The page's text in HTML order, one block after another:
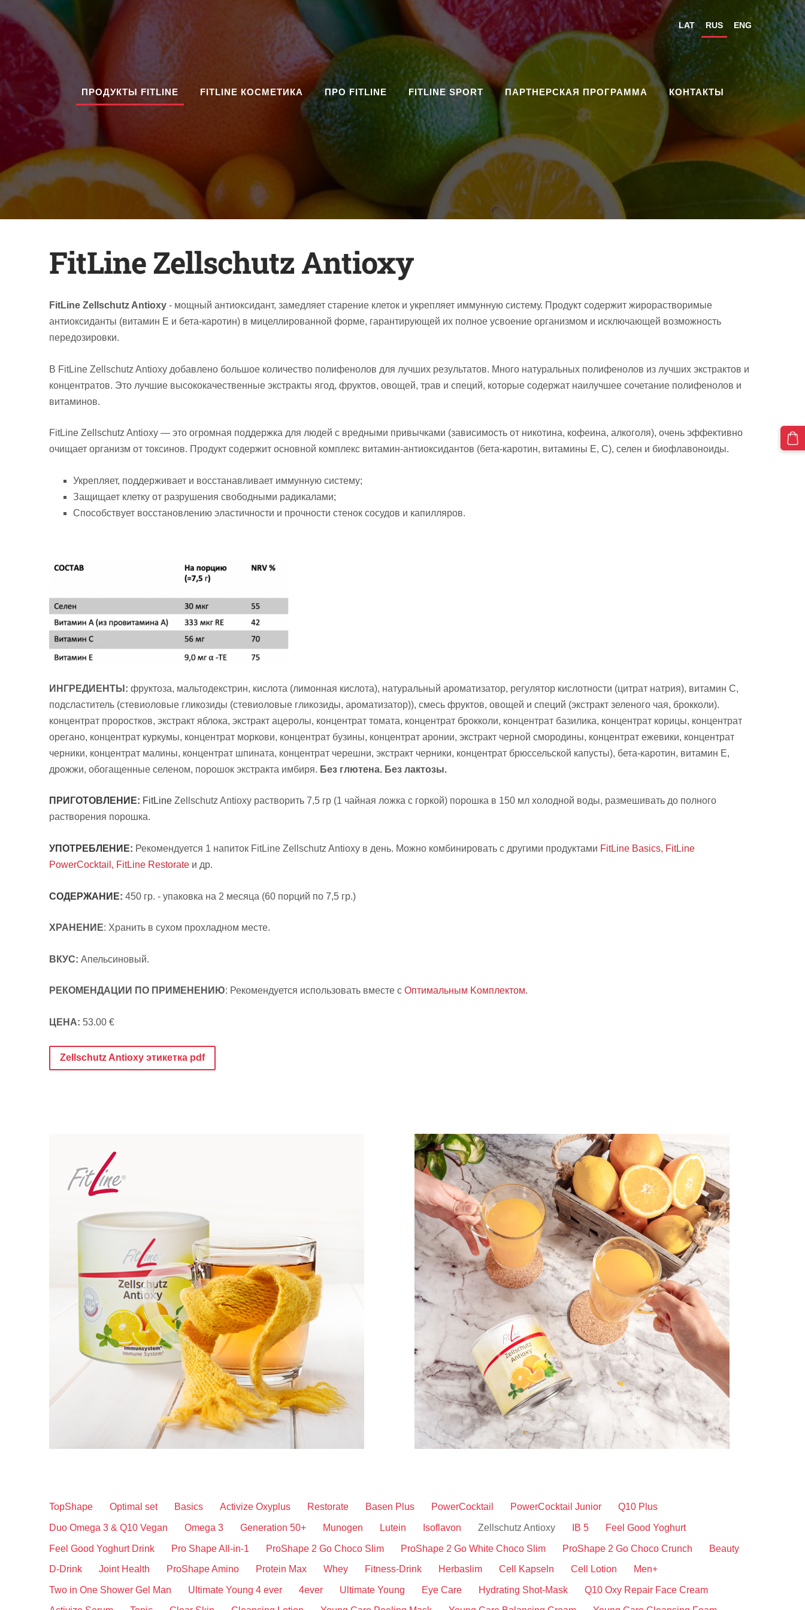
LAT RUS ENG
ПРОДУКТЫ FITLINE FITLINE КОСМЕТИКА ПРО FITLINE FITLINE SPORT ПАРТНЕРСКАЯ ПРОГРАММА КОНТАКТЫ
FitLine Zellschutz Antioxy
FitLine Zellschutz Antioxy - мощный антиоксидант, замедляет старение клеток и укрепляет иммунную систему. Продукт содержит жирорастворимые
антиоксиданты (витамин Е и бета-каротин) в мицеллированной форме, гарантирующей их полное усвоение организмом и исключающей возможность
передозировки.
В FitLine Zellschutz Antioxy добавлено большое количество полифенолов для лучших результатов. Много натуральных полифенолов из лучших экстрактов и
концентратов. Это лучшие высококачественные экстракты ягод, фруктов, овощей, трав и специй, которые содержат наилучшее сочетание полифенолов и
витаминов.
FitLine Zellschutz Antioxy — это огромная поддержка для людей с вредными привычками (зависимость от никотина, кофеина, алкоголя), очень эффективно
очищает организм от токсинов. Продукт содержит основной комплекс витамин-антиоксидантов (бета-каротин, витамины Е, С), селен и биофлавоноиды.
Укрепляет, поддерживает и восстанавливает иммунную систему;
Защищает клетку от разрушения свободными радикалами;
Способствует восстановлению эластичности и прочности стенок сосудов и капилляров.
ИНГРЕДИЕНТЫ: фруктоза, мальтодекстрин, кислота (лимонная кислота), натуральный ароматизатор, регулятор кислотности (цитрат натрия), витамин С,
подсластитель (стевиоловые гликозиды (стевиоловые гликозиды, ароматизатор)), смесь фруктов, овощей и специй (экстракт зеленого чая, брокколи).
концентрат проростков, экстракт яблока, экстракт ацеролы, концентрат томата, концентрат брокколи, концентрат базилика, концентрат корицы, концентрат
орегано, концентрат куркумы, концентрат моркови, концентрат бузины, концентрат аронии, экстракт черной смородины, концентрат ежевики, концентрат
черники, концентрат малины, концентрат шпината, концентрат черешни, экстракт черники, концентрат брюссельской капусты), бета-каротин, витамин Е,
дрожжи, обогащенные селеном, порошок экстракта имбиря. Без глютена. Без лактозы.
ПРИГОТОВЛЕНИЕ: FitLine Zellschutz Antioxy растворить 7,5 гр (1 чайная ложка с горкой) порошка в 150 мл холодной воды, размешивать до полного
растворения порошка.
УПОТРЕБЛЕНИЕ: Рекомендуется 1 напиток FitLine Zellschutz Antioxy в день. Можно комбинировать с другими продуктами FitLine Basics, FitLine
PowerCocktail, FitLine Restorate и др.
СОДЕРЖАНИЕ: 450 гр. - упаковка на 2 месяца (60 порций по 7,5 гр.)
ХРАНЕНИЕ: Хранить в сухом прохладном месте.
ВКУС: Апельсиновый.
РЕКОМЕНДАЦИИ ПО ПРИМЕНЕНИЮ: Рекомендуется использовать вместе с Оптимальным Kомплектoм.
ЦЕНА: 53.00 €
Zellschutz Antioxy этикетка pdf
TopShape Optimal set Basics Activize Oxyplus Restorate Basen Plus PowerCocktail PowerCocktail Junior Q10 Plus
Duo Omega 3 & Q10 Vegan Omega 3 Generation 50+ Munogen Lutein Isoflavon Zellschutz Antioxy IB 5 Feel Good Yoghurt
Feel Good Yoghurt Drink Pro Shape All-in-1 ProShape 2 Go Choco Slim ProShape 2 Go White Choco Slim ProShape 2 Go Choco Crunch Beauty
D-Drink Joint Health ProShape Amino Protein Max Whey Fitness-Drink Herbaslim Cell Kapseln Cell Lotion Men+
Two in One Shower Gel Man Ultimate Young 4 ever 4ever Ultimate Young Eye Care Hydrating Shot-Mask Q10 Oxy Repair Face Cream